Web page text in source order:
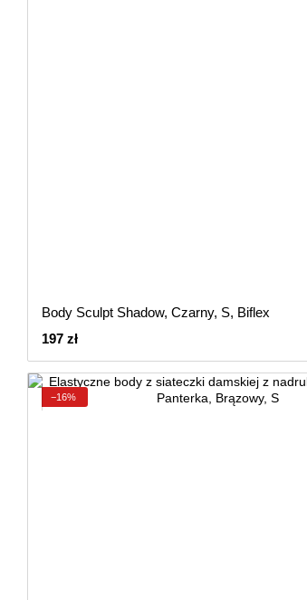
Body Sculpt Shadow, Czarny, S, Biflex
197 zł
−16%